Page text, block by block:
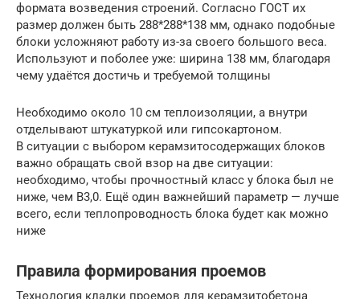
формата возведения строений. Согласно ГОСТ их
размер должен быть 288*288*138 мм, однако подобные
блоки усложняют работу из-за своего большого веса.
Используют и поболее уже: ширина 138 мм, благодаря
чему удаётся достичь и требуемой толщины
Необходимо около 10 см теплоизоляции, а внутри
отделывают штукатуркой или гипсокартоном.
В ситуации с выбором керамзитосодержащих блоков
важно обращать свой взор на две ситуации:
необходимо, чтобы прочностный класс у блока был не
ниже, чем В3,0. Ещё один важнейший параметр — лучше
всего, если теплопроводность блока будет как можно
ниже
Правила формирования проемов
Технология кладки проемов для керамзитобетона